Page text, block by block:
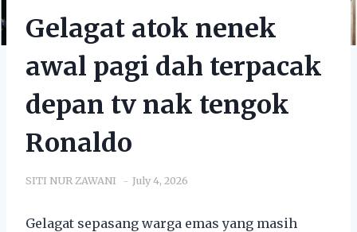
Gelagat atok nenek
awal pagi dah terpacak
depan tv nak tengok
Ronaldo
SITI NUR ZAWANI July 4, 2026
Gelagat sepasang warga emas yang masih